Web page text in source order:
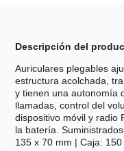
Descripción del
Auriculares plegables
estructura acolchada,
y tienen una autonomía
llamadas, control del
dispositivo móvil y radio
la batería.
135 x 70 mm | Caja: